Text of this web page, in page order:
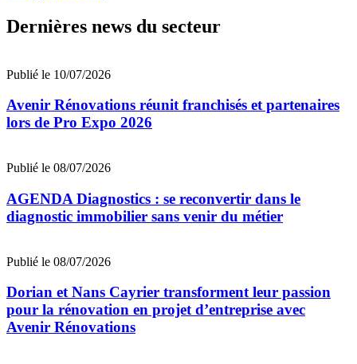
Dernières news du secteur
Publié le 10/07/2026
Avenir Rénovations réunit franchisés et partenaires
lors de Pro Expo 2026
Publié le 08/07/2026
AGENDA Diagnostics : se reconvertir dans le
diagnostic immobilier sans venir du métier
Publié le 08/07/2026
Dorian et Nans Cayrier transforment leur passion
pour la rénovation en projet d’entreprise avec
Avenir Rénovations